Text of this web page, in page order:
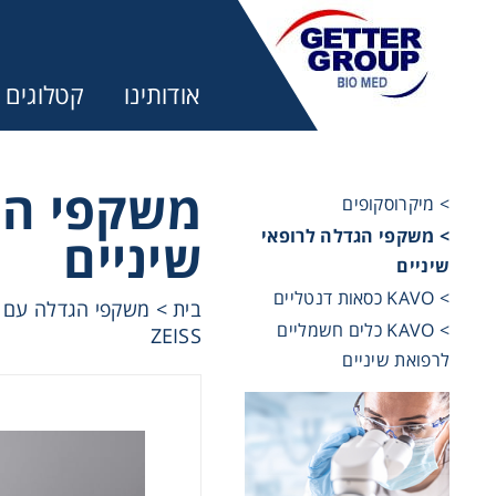
אודותינו קטלוגים
> מיקרוסקופים
> משקפי הגדלה לרופאי
שיניים
> KAVO כסאות דנטליים
> KAVO כלים חשמליים
לרפואת שיניים
משקפי
שיניים
בית>
ZEISS